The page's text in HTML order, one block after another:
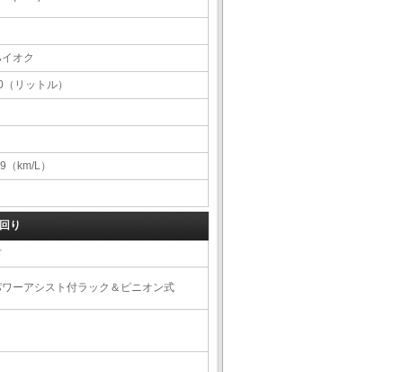
オク
（リットル）
（km/L）
り
ーアシスト付ラック＆ピニオン式